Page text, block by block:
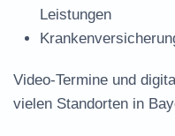
Leistungen
Video-Termine und
vielen Standorten in